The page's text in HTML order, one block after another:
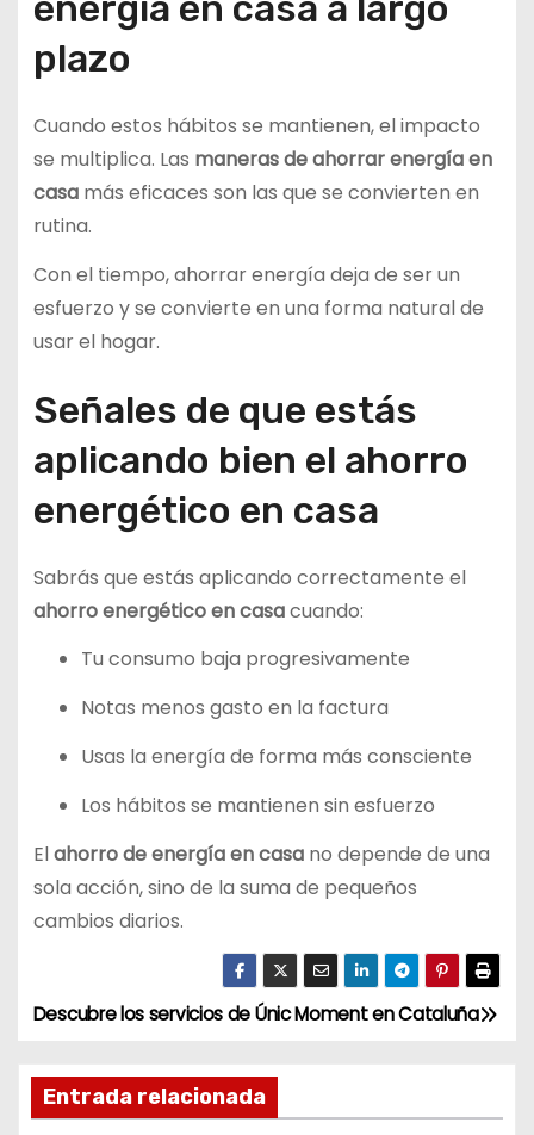
plazo
Cuando estos hábitos se mantienen, el impacto
se multiplica. Las maneras de ahorrar energía en
casamás eficaces son las que se convierten en
rutina.
Con el tiempo, ahorrar energía deja de ser un
esfuerzo y se convierte en una forma natural de
usar el hogar.
Señales de que estás
aplicando bien el ahorro
energético en casa
Sabrás que estás aplicando correctamente el
ahorro energético en casacuando:
Tu consumo baja progresivamente
Notas menos gasto en la factura
Usas la energía de forma más consciente
Los hábitos se mantienen sin esfuerzo
Elahorro de energía en casano depende de una
sola acción, sino de la suma de pequeños
cambios diarios.
N
v
e
Descubre los servicios de Únic Moment en Cataluña
Entrada relacionada